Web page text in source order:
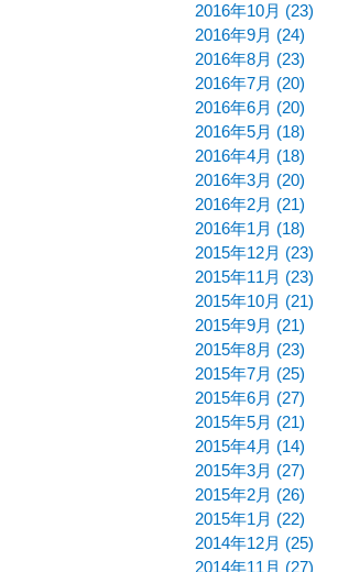
2016年10月 (23)
2016年9月 (24)
2016年8月 (23)
2016年7月 (20)
2016年6月 (20)
2016年5月 (18)
2016年4月 (18)
2016年3月 (20)
2016年2月 (21)
2016年1月 (18)
2015年12月 (23)
2015年11月 (23)
2015年10月 (21)
2015年9月 (21)
2015年8月 (23)
2015年7月 (25)
2015年6月 (27)
2015年5月 (21)
2015年4月 (14)
2015年3月 (27)
2015年2月 (26)
2015年1月 (22)
2014年12月 (25)
2014年11月 (27)